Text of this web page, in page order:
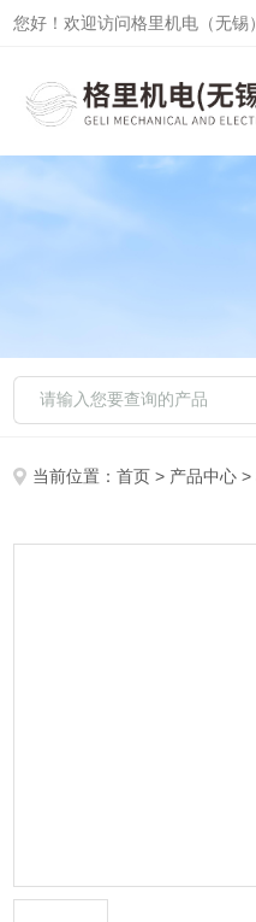
您好！欢迎访问格里机电（无锡
当前位置：首页 > 产品中心 >